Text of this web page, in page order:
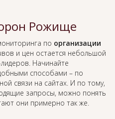
Рожище
по организации
и цен остается небольшой
Начинайте
способами – по
связи на сайтах. И по тому,
запросы, можно понять
они примерно так же.